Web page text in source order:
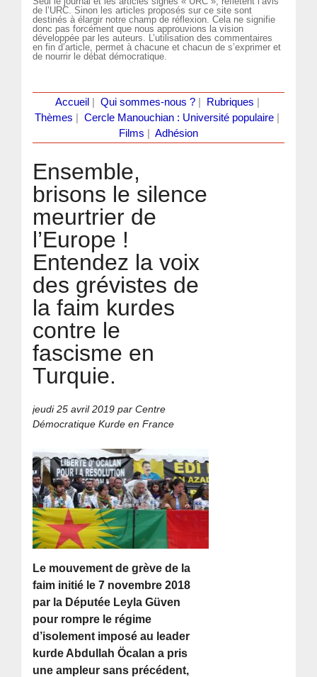
de l’URC. Sinon les articles proposés sur ce site sont
destinés à élargir notre champ de réflexion. Cela ne signifie
donc pas forcément que nous approuvions la vision
développée par les auteurs. L’utilisation des commentaires
en fin d’article, permet à chacune et chacun de s’exprimer et
de nourrir le débat démocratique.
Accueil Qui sommes-nous ?| Rubriques
Thèmes
Cercle Manouchian : Université populaire
Films
Adhésion
Ensemble,
brisons le silence
meurtrier de
l’Europe !
Entendez la voix
des grévistes de
la faim kurdes
contre le
fascisme en
Turquie.
jeudi 25 avril 2019 par Centre
Démocratique Kurde en France
Le mouvement de grève de la
faim initié le 7 novembre 2018
par la Députée Leyla Güven
pour rompre le régime
d’isolement imposé au leader
kurde Abdullah Öcalan a pris
une ampleur sans précédent,